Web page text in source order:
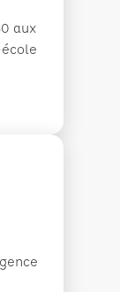
aux